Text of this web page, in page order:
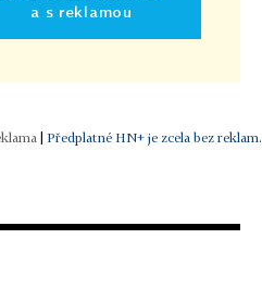
a s reklamou
Předplatné HN+ je zcela bez reklam.